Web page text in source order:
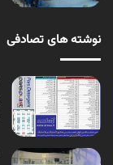
نوشته های تصادفی